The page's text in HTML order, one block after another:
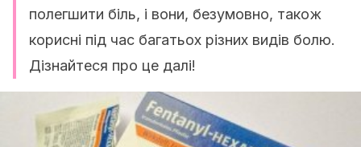
полегшити біль, і вони, безумовно, також
корисні під час багатьох різних видів болю.
Дізнайтеся про це далі!